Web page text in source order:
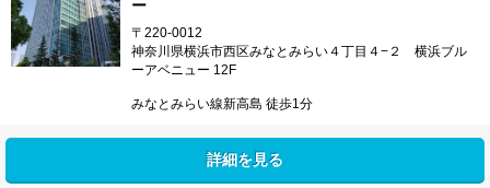
ー
〒220-0012
神奈川県横浜市西区みなとみらい４丁目４−２ 横浜ブル
ーアベニュー 12F
みなとみらい線新高島 徒歩1分
詳細を見る